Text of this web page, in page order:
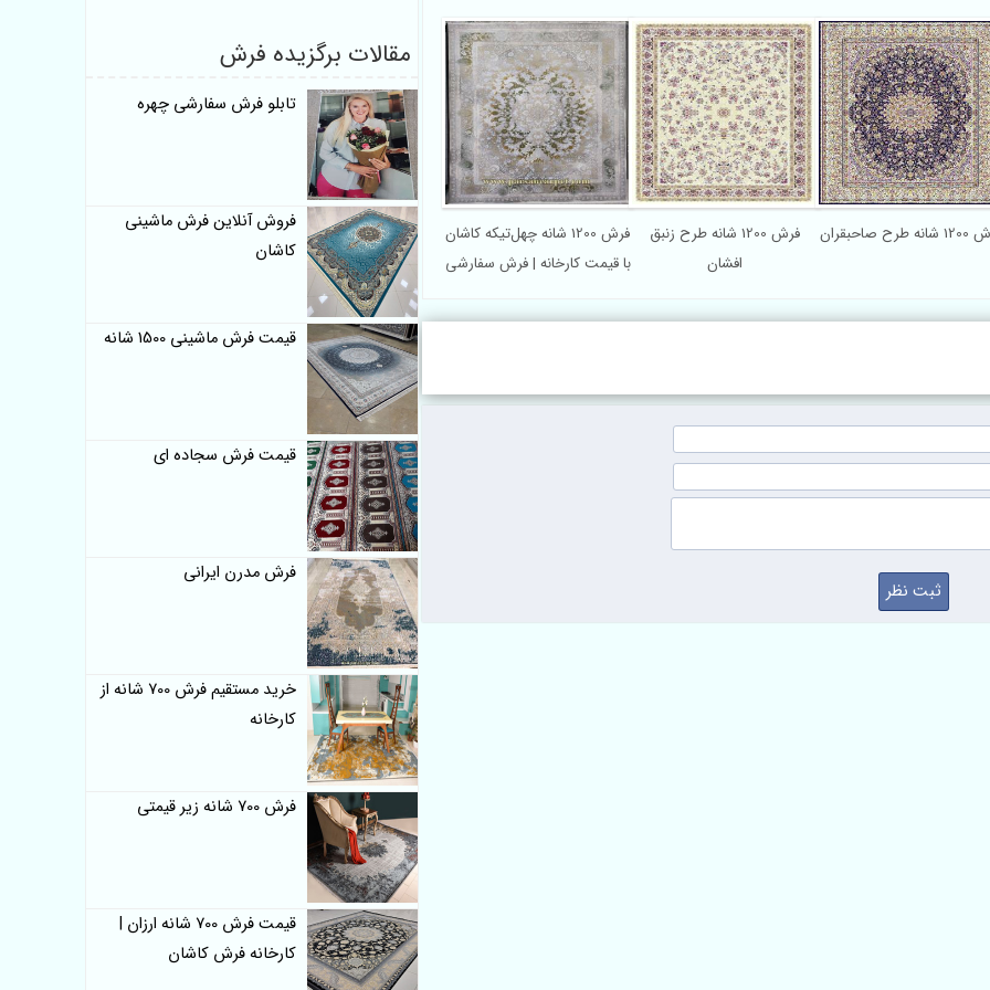
فرش 1200 شانه چهل‌تیکه کاشان
با قیمت کارخانه | فرش سفارشی
فرش 1200 شانه طرح زنبق
افشان
صاحبقران
مقالات برگزیده فرش
تابلو فرش سفارشی چهره
فروش آنلاین فرش ماشینی
کاشان
قیمت فرش ماشینی 1500 شانه
قیمت فرش سجاده ای
فرش مدرن ایرانی
خرید مستقیم فرش 700 شانه از
کارخانه
فرش 700 شانه زیر قیمتی
قیمت فرش 700 شانه ارزان |
کارخانه فرش کاشان